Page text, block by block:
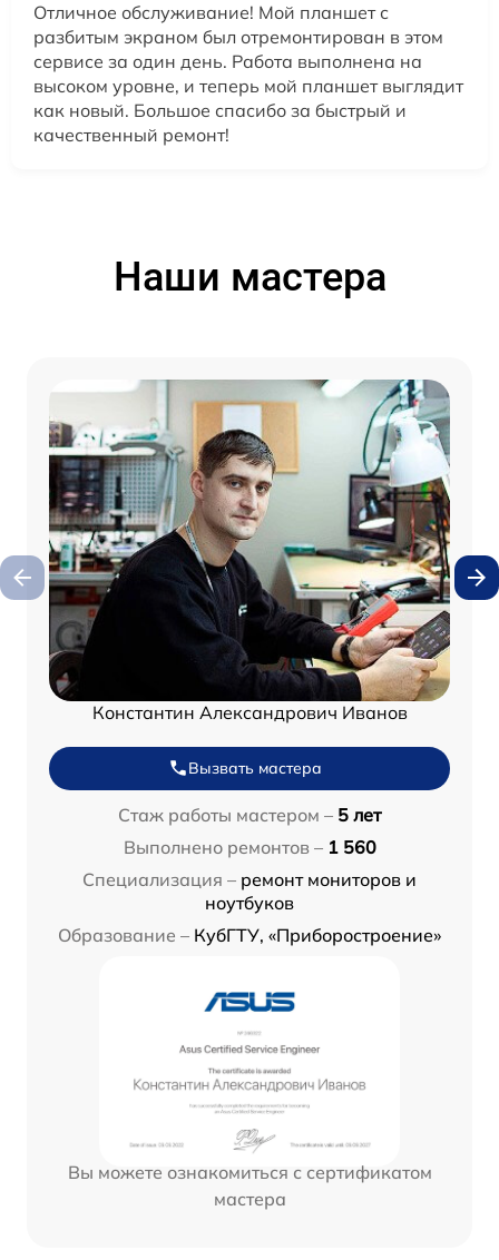
Отличное обслуживание! Мой планшет с
разбитым экраном был отремонтирован в этом
сервисе за один день. Работа выполнена на
высоком уровне, и теперь мой планшет выглядит
как новый. Большое спасибо за быстрый и
качественный ремонт!
Наши мастера
Константин Александрович Иванов
Вызвать мастера
Стаж работы мастером – 5 лет
Выполнено ремонтов – 1 560
Специализация – ремонт мониторов и
ноутбуков
Образование – КубГТУ, «Приборостроение»
Вы можете ознакомиться с сертификатом
мастера